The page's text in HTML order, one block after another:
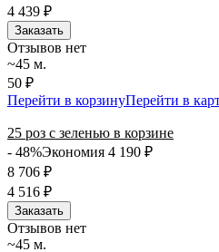
4 439 ₽
Заказать
Отзывов нет
~45 м.
50 ₽
Перейти в корзинуПерейти в
25 роз с зеленью в корзине
- 48%Экономия 4 190 ₽
8 706 ₽
4 516 ₽
Заказать
Отзывов нет
~45 м.